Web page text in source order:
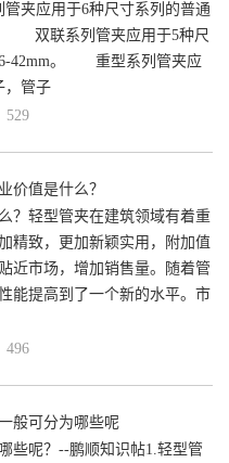
夹应用于6种尺寸系列的普通
双联系列管夹应用于5种尺
6-42mm。 重型系列管夹应
，管子
529
价值是什么？
？轻型管夹在建筑领域有着重
精致，更加新颖实用，附加值
近市场，增加销售量。随着管
能提高到了一个新的水平。市
496
般可分为哪些呢
些呢？--鹏顺知识帖1.轻型管